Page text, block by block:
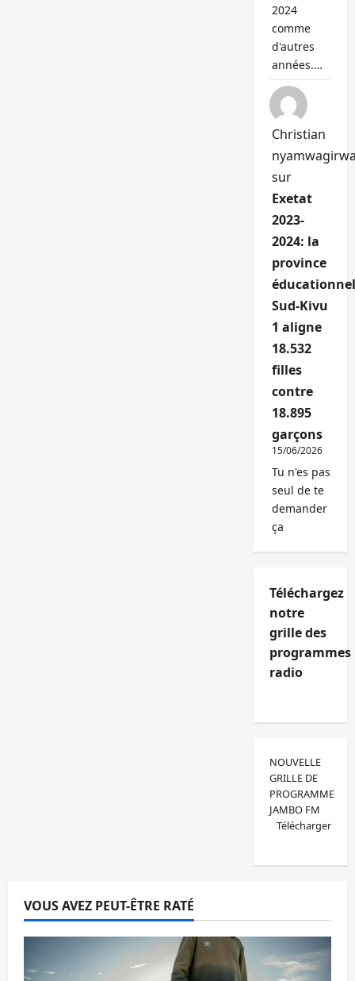
2024
comme
d'autres
années.…
Christian
sur
Exetat
2023-
2024: la
province
Sud-Kivu
1 aligne
18.532
filles
contre
18.895
garçons
15/06/2026
Tu n'es pas
seul de te
demander
ça
Téléchargez
notre
grille des
programmes
radio
NOUVELLE
GRILLE DE
PROGRAMME
JAMBO FM
Télécharger
VOUS AVEZ PEUT-ÊTRE RATÉ